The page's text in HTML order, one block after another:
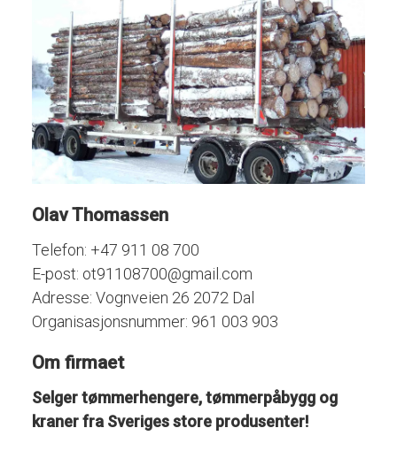
Olav Thomassen
Telefon: +47 911 08 700
E-post: ot91108700@gmail.com
Adresse: Vognveien 26 2072 Dal
Organisasjonsnummer: 961 003 903
Om firmaet
Selger tømmerhengere, tømmerpåbygg og
kraner fra Sveriges store produsenter!